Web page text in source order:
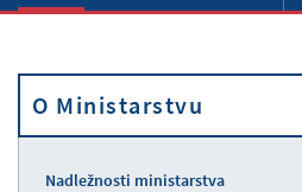
Aktivnosti
Propisi
O Ministarstvu
Nadležnosti ministarstva